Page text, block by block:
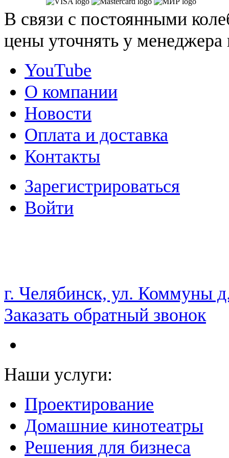
В связи с постоянными
цены уточнять у
YouTube
О компании
Новости
Оплата и доставка
Контакты
Зарегистрироваться
Войти
НАМ ДОВЕРЯЮТ С 2003 ГОДА
г. Челябинск, ул. Коммуны
Заказать обратный звонок
Наши услуги:
Проектирование
Домашние кинотеатры
Решения для бизнеса